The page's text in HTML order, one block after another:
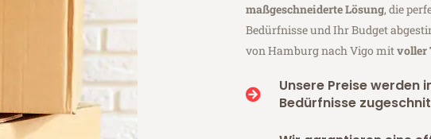
maßgeschneiderte Lösung, die
Bedürfnisse und Ihr Budget
von Hamburg nach Vigo mitvoller
Unsere Preise werden
Bedürfnisse